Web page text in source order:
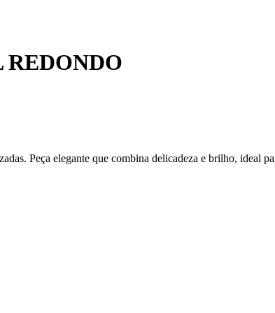
Peça elegante que combina delicadeza e brilho, ideal